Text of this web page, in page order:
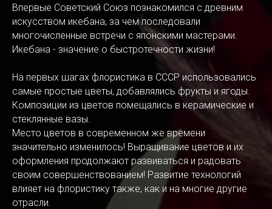
Впервые Советский Союз познакомился с древним
искусством икебана, за чем последовали
многочисленные встречи с японскими мастерами.
Икебана - значение о быстротечности жизни!
На первых шагах флористика в СССР использовались
самые простые цветы, добавлялись фрукты и ягоды.
Композиции из цветов помещались в керамические и
стеклянные вазы.
Место цветов в современном же времени
значительно изменилось! Выращивание цветов и их
оформления продолжают развиваться и радовать
своим совершенствованием! Развитие технологий
влияет на флористику также, как и на многие другие
отрасли.